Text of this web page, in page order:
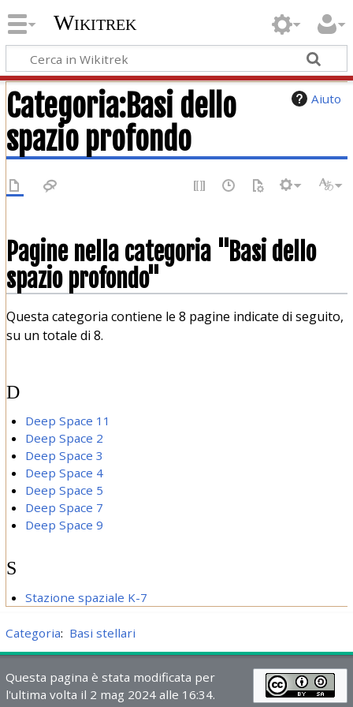
Wikitrek
Aiuto
Categoria:Basi dello
spazio profondo
Pagine nella categoria "Basi dello
spazio profondo"
Questa categoria contiene le 8 pagine indicate di seguito,
su un totale di 8.
D
Deep Space 11
Deep Space 2
Deep Space 3
Deep Space 4
Deep Space 5
Deep Space 7
Deep Space 9
S
Stazione spaziale K-7
Categoria: Basi stellari
Questa pagina è stata modificata per
l'ultima volta il 2 mag 2024 alle 16:34.